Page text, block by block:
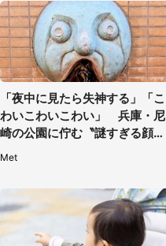
「夜中に見たら失神する」「こ
わいこわいこわい」 兵庫・尼
崎の公園に佇む〝謎すぎる顔〟
に1.3万人戦慄
Met